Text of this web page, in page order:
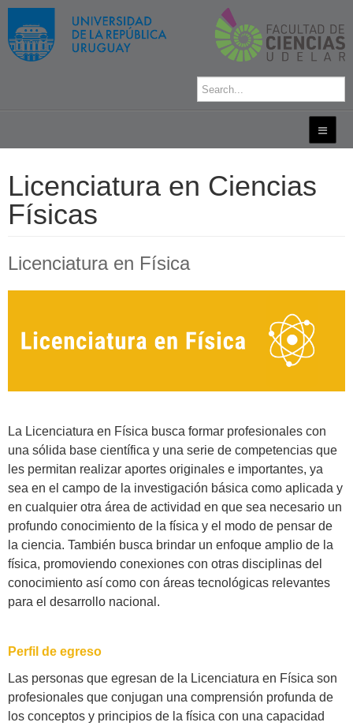
Licenciatura en Ciencias
Físicas
Licenciatura en Física
La Licenciatura en Física busca formar profesionales con
una sólida base científica y una serie de competencias que
les permitan realizar aportes originales e importantes, ya
sea en el campo de la investigación básica como aplicada y
en cualquier otra área de actividad en que sea necesario un
profundo conocimiento de la física y el modo de pensar de
la ciencia. También busca brindar un enfoque amplio de la
física, promoviendo conexiones con otras disciplinas del
conocimiento así como con áreas tecnológicas relevantes
para el desarrollo nacional.
Perfil de egreso
Las personas que egresan de la Licenciatura en Física son
profesionales que conjugan una comprensión profunda de
los conceptos y principios de la física con una capacidad